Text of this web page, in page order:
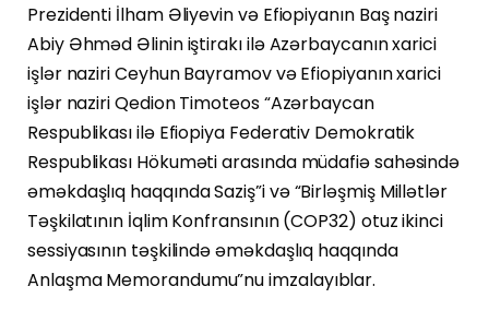
Prezidenti İlham Əliyevin və Efiopiyanın Baş naziri
Abiy Əhməd Əlinin iştirakı ilə Azərbaycanın xarici
işlər naziri Ceyhun Bayramov və Efiopiyanın xarici
işlər naziri Qedion Timoteos “Azərbaycan
Respublikası ilə Efiopiya Federativ Demokratik
Respublikası Hökuməti arasında müdafiə sahəsində
əməkdaşlıq haqqında Saziş”i və “Birləşmiş Millətlər
Təşkilatının İqlim Konfransının (COP32) otuz ikinci
sessiyasının təşkilində əməkdaşlıq haqqında
Anlaşma Memorandumu”nu imzalayıblar.